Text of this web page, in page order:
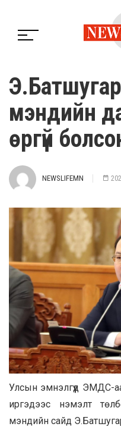
Э.Батшугар:
мэндийн
өргүй
NEWSLIFEMN
Улсын эмнэлгүүд ЭМДС-
иргэдээс нэмэлт
мэндийн сайд